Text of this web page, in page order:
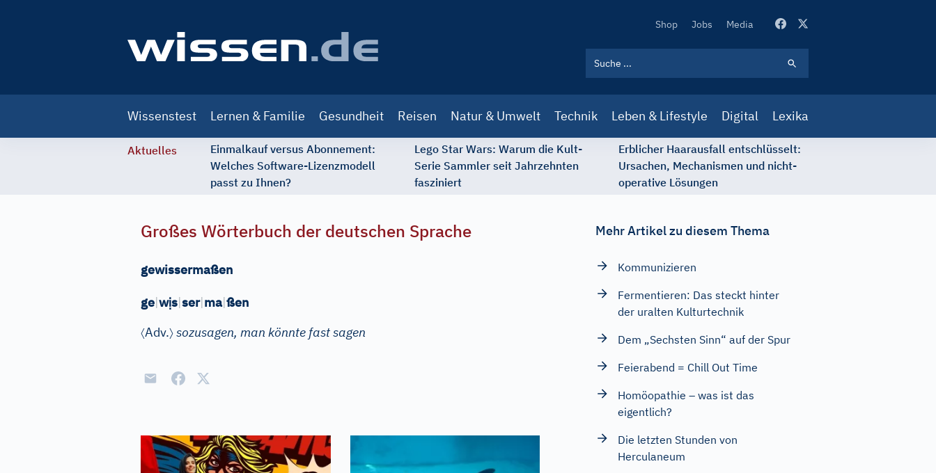
Secondary
Shop Jobs Media
navigation
Wissenstest Lernen & Familie Gesundheit Reisen Natur & Umwelt Technik Leben & Lifestyle Digital Lexika
Aktuelles
Einmalkauf versus Abonnement:
Welches Software-Lizenzmodell
passt zu Ihnen?
Lego Star Wars: Warum die Kult-
Serie Sammler seit Jahrzehnten
fasziniert
Erblicher Haarausfall entschlüsselt:
Ursachen, Mechanismen und nicht-
operative Lösungen
Großes Wörterbuch der deutschen Sprache
gewissermaßen
ge|wịs|ser|ma|ßen
〈Adv.〉sozusagen, man könnte fast sagen
Mehr Artikel zu diesem Thema
Kommunizieren
Fermentieren: Das steckt hinter
der uralten Kulturtechnik
Dem „Sechsten Sinn“ auf der Spur
Feierabend = Chill Out Time
Homöopathie – was ist das
eigentlich?
Die letzten Stunden von
Herculaneum